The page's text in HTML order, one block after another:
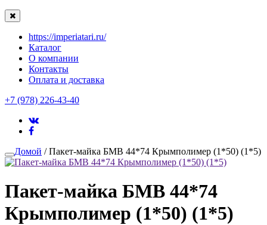
https://imperiatari.ru/
Каталог
О компании
Контакты
Оплата и доставка
+7 (978) 226-43-40
Домой / Пакет-майка БМВ 44*74 Крымполимер (1*50) (1*5)
Пакет-майка БМВ 44*74
Крымполимер (1*50) (1*5)